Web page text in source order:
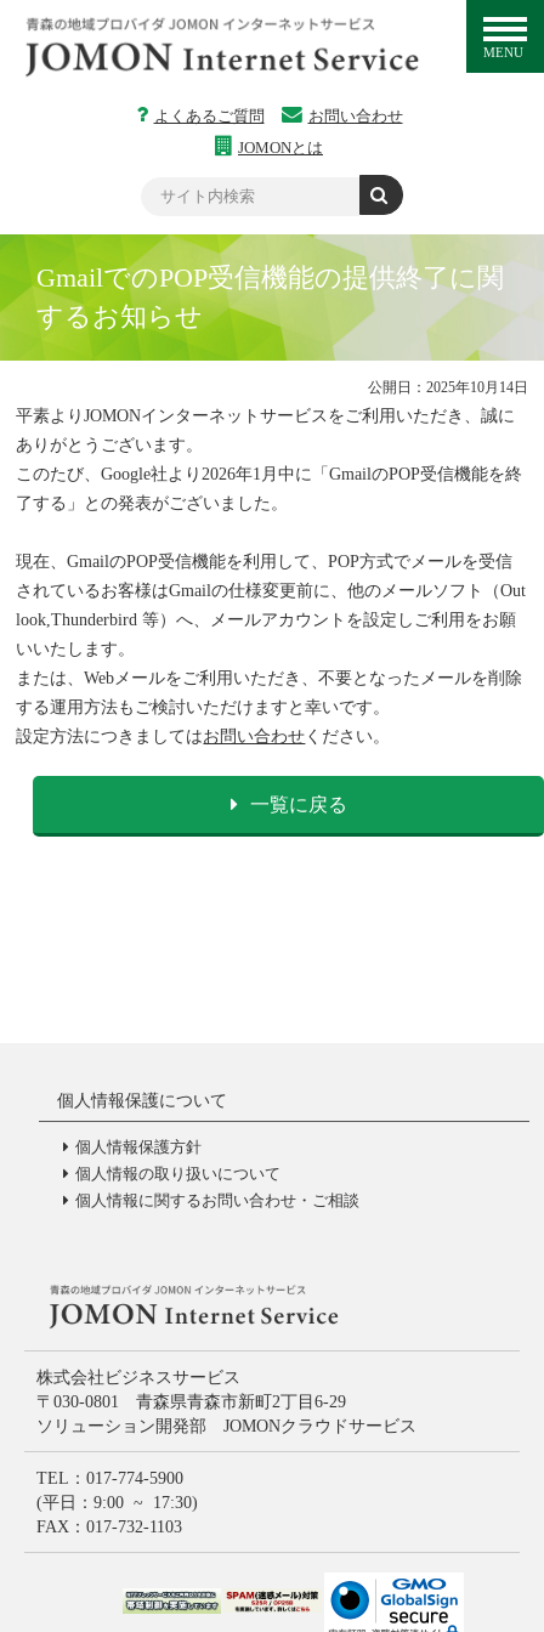
よくあるご質問
お問い合わせ
JOMONとは
MENU
GmailでのPOP受信機能の提供終了に関
するお知らせ
公開日：2025年10月14日
平素よりJOMONインターネットサービスをご利用いただき、誠に
ありがとうございます。
このたび、Google社より2026年1月中に「GmailのPOP受信機能を終
了する」との発表がございました。
現在、GmailのPOP受信機能を利用して、POP方式でメールを受信
されているお客様はGmailの仕様変更前に、他のメールソフト（Out
look,Thunderbird 等）へ、メールアカウントを設定しご利用をお願
いいたします。
または、Webメールをご利用いただき、不要となったメールを削除
する運用方法もご検討いただけますと幸いです。
設定方法につきましてはお問い合わせ ください。
一覧に戻る
個人情報保護について
個人情報保護方針
個人情報の取り扱いについて
個人情報に関するお問い合わせ・ご相談
株式会社ビジネスサービス
〒030-0801 青森県青森市新町2丁目6-29
ソリューション開発部 JOMONクラウドサービス
TEL：017-774-5900
(平日：9:00 ~ 17:30)
FAX：017-732-1103